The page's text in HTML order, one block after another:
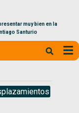
muy bien en la
Santurio